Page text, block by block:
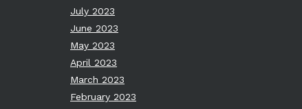
July 2023
June 2023
May 2023
April 2023
March 2023
February 2023